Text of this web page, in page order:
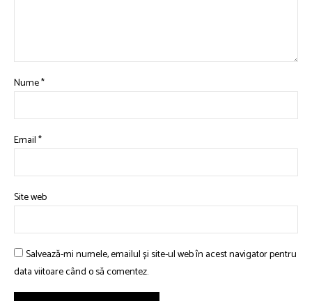
Nume*
Email*
Site web
Salvează-mi numele, emailul și site-ul web în acest navigator pentru
data viitoare când o să comentez.